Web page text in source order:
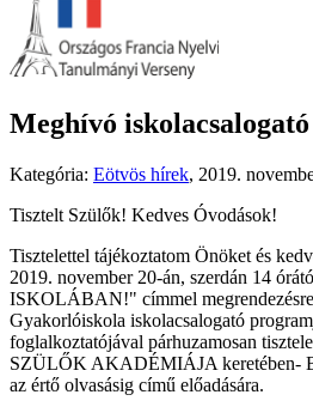
Meghívó
Kategória: Eötvös hírek, 2019.
Tisztelt Szülők! Kedves Óvodások!
Tisztelettel tájékoztatom Önöket és
2019. november 20-án, szerdán 14
ISKOLÁBAN!" címmel
Gyakorlóiskola iskolacsalogató
foglalkoztatójával párhuzamosan
SZÜLŐK AKADÉMIÁJA keretében-
az értő olvasásig című előadására.